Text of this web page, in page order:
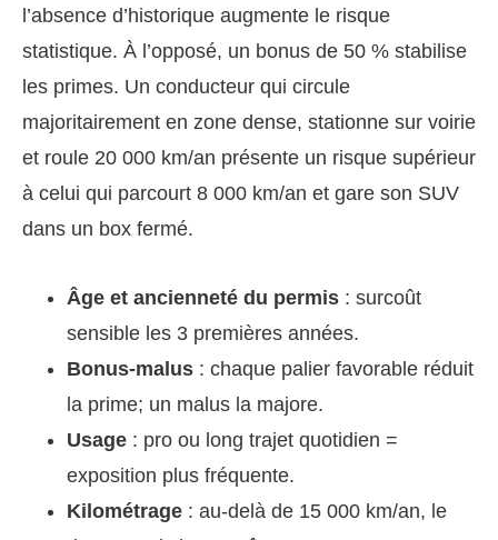
l’absence d’historique augmente le risque
statistique. À l’opposé, un bonus de 50 % stabilise
les primes. Un conducteur qui circule
majoritairement en zone dense, stationne sur voirie
et roule 20 000 km/an présente un risque supérieur
à celui qui parcourt 8 000 km/an et gare son SUV
dans un box fermé.
Âge et ancienneté du permis : surcoût
sensible les 3 premières années.
Bonus-malus : chaque palier favorable réduit
la prime; un malus la majore.
Usage : pro ou long trajet quotidien =
exposition plus fréquente.
Kilométrage : au-delà de 15 000 km/an, le